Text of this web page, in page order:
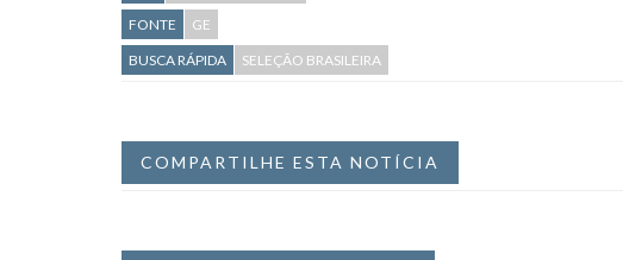
FONTE
GE
BUSCA RÁPIDA
SELEÇÃO BRASILEIRA
COMPARTILHE ESTA NOTÍCIA